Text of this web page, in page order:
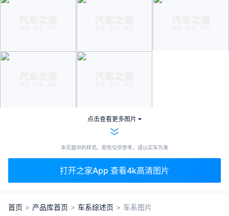
点击查看更多图片
本页面中的样式、颜色仅供参考，请以实车为准
打开之家App 查看4k高清图片
首页 > 产品库首页 > 车系综述页 > 车系图片